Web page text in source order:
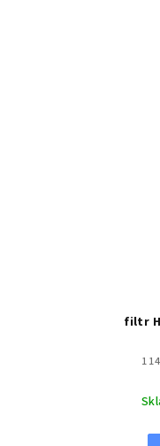
filtr
1